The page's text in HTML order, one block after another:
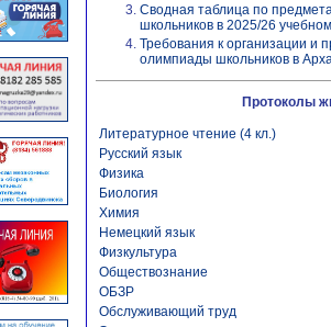
Сводная таблица по
школьников в 2025/26
Требования к организации и
олимпиады школьников в
Протоколы
Литературное чтение (4 кл.)
Русский язык
Физика
Биология
Химия
Немецкий язык
Физкультура
Обществознание
ОБЗР
Обслуживающий труд